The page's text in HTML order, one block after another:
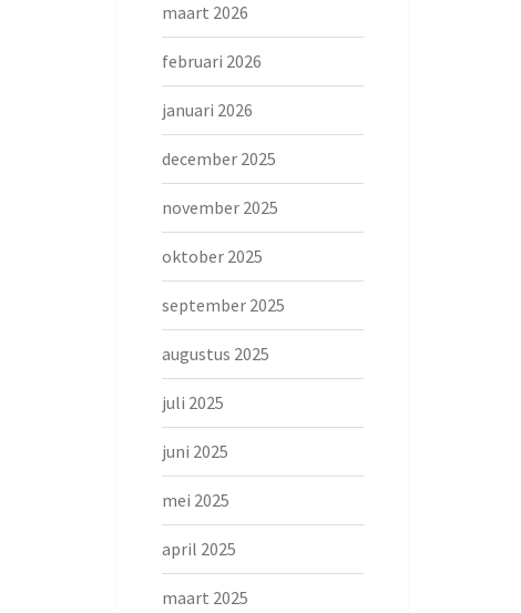
maart 2026
februari 2026
januari 2026
december 2025
november 2025
oktober 2025
september 2025
augustus 2025
juli 2025
juni 2025
mei 2025
april 2025
maart 2025